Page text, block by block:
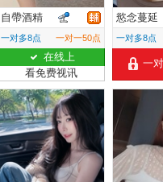
自帶酒精
一对多8点 一对一50点
在线上
看免费视讯
慾念蔓延
一对多8点
一